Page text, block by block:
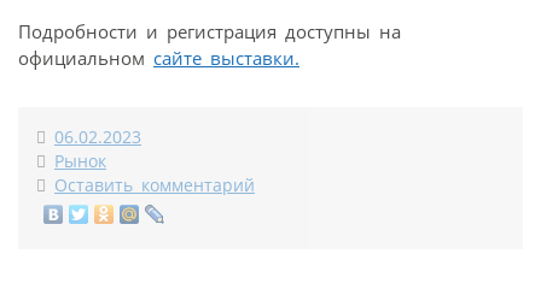
Подробности и регистрация доступны на
официальном сайте выставки.
06.02.2023
Рынок
Оставить комментарий